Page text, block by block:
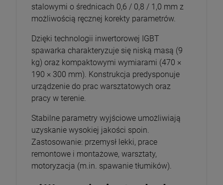
stalowymi o średnicach 0,6 / 0,8 / 1,0 mm z
możliwością ręcznej korekty parametrów.
Dzięki technologii inwertorowej IGBT
spawarka charakteryzuje się niską masą (9
kg) oraz kompaktowymi wymiarami (470 ×
190 × 300 mm). Konstrukcja predysponuje
urządzenie do prac warsztatowych oraz
pracy w terenie.
Stabilne parametry wyjściowe umożliwiają
uzyskanie wysokiej jakości spoin.
Zastosowanie: przemysł lekki, prace
remontowe i montażowe, warsztaty,
motoryzacja (m.in. spawanie tłumików).